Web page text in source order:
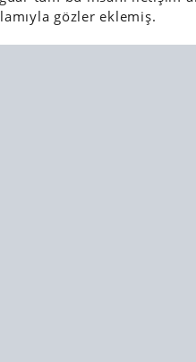
gözler eklemiş.